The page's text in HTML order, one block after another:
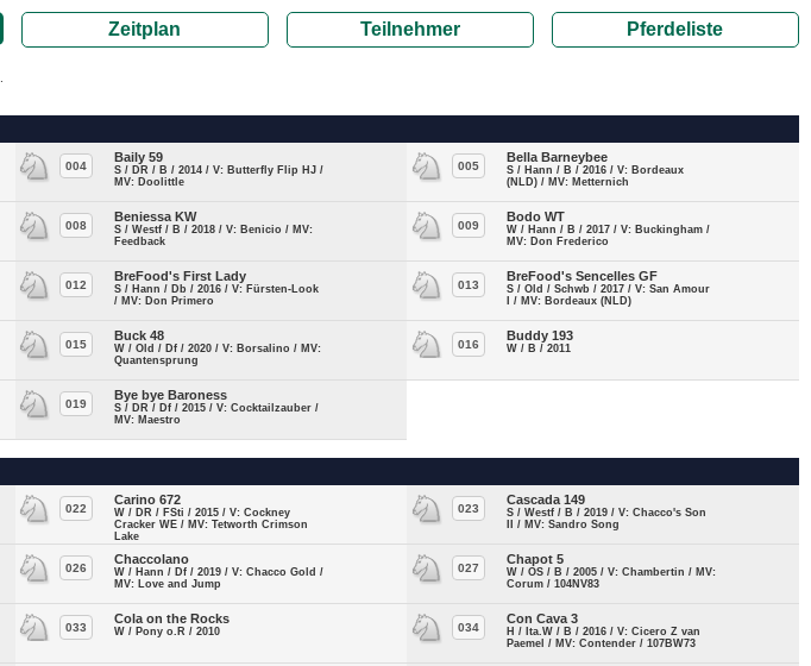
Zeitplan Teilnehmer Pferdeliste
004
Baily 59
S / DR / B / 2014 / V: Butterfly Flip HJ /
MV: Doolittle
005
Bella Barneybee
S / Hann / B / 2016 / V: Bordeaux
(NLD) / MV: Metternich
008
Beniessa KW
S / Westf / B / 2018 / V: Benicio / MV:
Feedback
009
Bodo WT
W / Hann / B / 2017 / V: Buckingham /
MV: Don Frederico
012
BreFood's First Lady
S / Hann / Db / 2016 / V: Fürsten-Look
/ MV: Don Primero
013
BreFood's Sencelles GF
S / Old / Schwb / 2017 / V: San Amour
I / MV: Bordeaux (NLD)
015
Buck 48
W / Old / Df / 2020 / V: Borsalino / MV:
Quantensprung
016
Buddy 193
W / B / 2011
019
Bye bye Baroness
S / DR / Df / 2015 / V: Cocktailzauber /
MV: Maestro
022
Carino 672
W / DR / FSti / 2015 / V: Cockney
Cracker WE / MV: Tetworth Crimson
Lake
023
Cascada 149
S / Westf / B / 2019 / V: Chacco's Son
II / MV: Sandro Song
026
Chaccolano
W / Hann / Df / 2019 / V: Chacco Gold /
MV: Love and Jump
027
Chapot 5
W / OS / B / 2005 / V: Chambertin / MV:
Corum / 104NV83
033
Cola on the Rocks
W / Pony o.R / 2010 034
Con Cava 3
H / Ita.W / B / 2016 / V: Cicero Z van
Paemel / MV: Contender / 107BW73